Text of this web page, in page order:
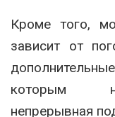
Кроме того,
зависит от
которым
непрерывная